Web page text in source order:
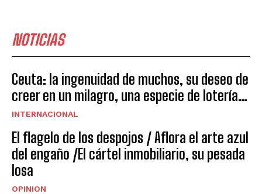
NOTICIAS
Ceuta: la ingenuidad de muchos, su deseo de
creer en un milagro, una especie de lotería…
INTERNACIONAL
El flagelo de los despojos / Aflora el arte azul
del engaño /El cártel inmobiliario, su pesada
losa
OPINION